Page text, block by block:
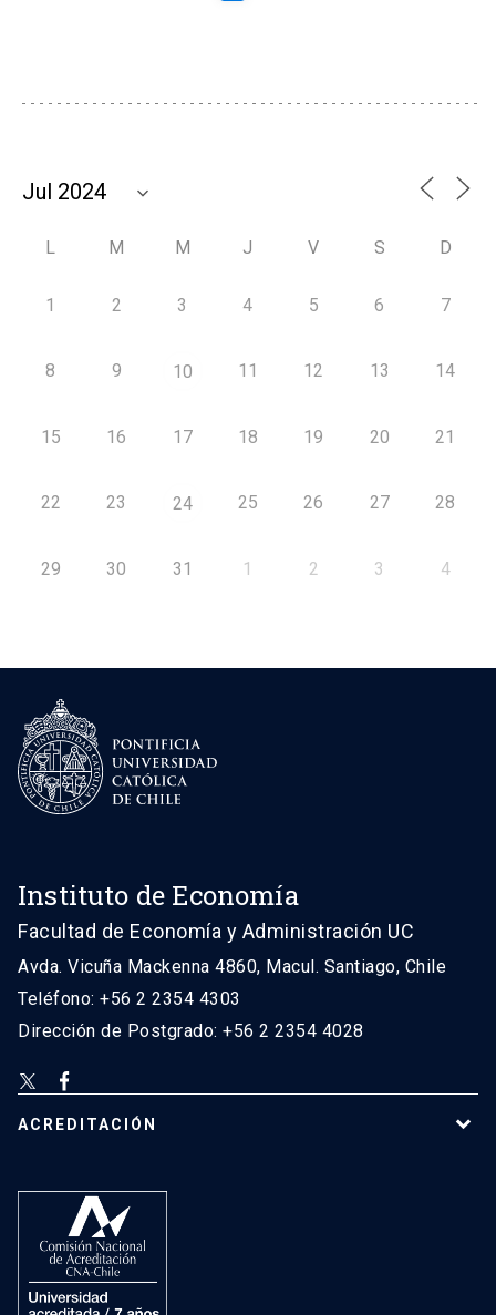
L M M J V S D
1 2 3 4 5 6 7
8 9 10 11 12 13 14
15 16 17 18 19 20 21
22 23 24 25 26 27 28
29 30 31 1 2 3 4
Instituto de Economía
Facultad de Economía y Administración UC
Avda. Vicuña Mackenna 4860, Macul. Santiago, Chile
Teléfono: +56 2 2354 4303
Dirección de Postgrado: +56 2 2354 4028
ACREDITACIÓN